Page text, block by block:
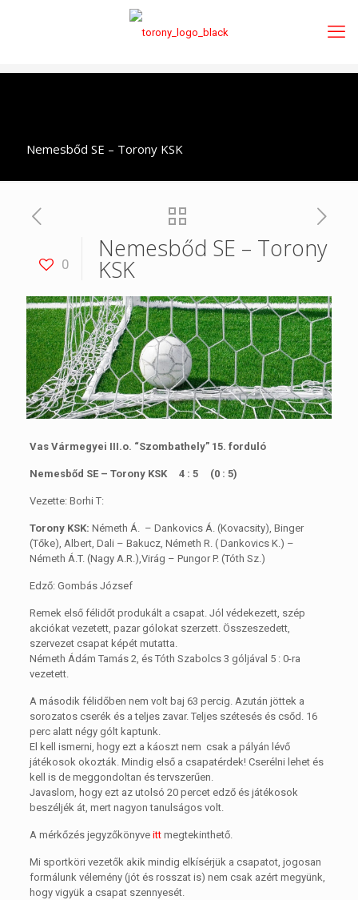
Nemesbőd SE – Torony KSK
0
Nemesbőd SE – Torony
KSK
Vas Vármegyei III.o. “Szombathely” 15. forduló
Nemesbőd SE – Torony KSK 4 : 5 (0 : 5)
Vezette: Borhi T:
Torony KSK: Németh Á. – Dankovics Á. (Kovacsity), Binger
(Tőke), Albert, Dali – Bakucz, Németh R. ( Dankovics K.) –
Németh Á.T. (Nagy A.R.),Virág – Pungor P. (Tóth Sz.)
Edző: Gombás József
Remek első félidőt produkált a csapat. Jól védekezett, szép
akciókat vezetett, pazar gólokat szerzett. Összeszedett,
szervezet csapat képét mutatta.
Németh Ádám Tamás 2, és Tóth Szabolcs 3 góljával 5 : 0-ra
vezetett.
A második félidőben nem volt baj 63 percig. Azután jöttek a
sorozatos cserék és a teljes zavar. Teljes szétesés és csőd. 16
perc alatt négy gólt kaptunk.
El kell ismerni, hogy ezt a káoszt nem csak a pályán lévő
játékosok okozták. Mindig első a csapatérdek! Cserélni lehet és
kell is de meggondoltan és tervszerűen.
Javaslom, hogy ezt az utolsó 20 percet edző és játékosok
beszéljék át, mert nagyon tanulságos volt.
A mérkőzés jegyzőkönyve ittmegtekinthető.
Mi sportköri vezetők akik mindig elkísérjük a csapatot, jogosan
formálunk vélemény (jót és rosszat is) nem csak azért megyünk,
hogy vigyük a csapat szennyesét.